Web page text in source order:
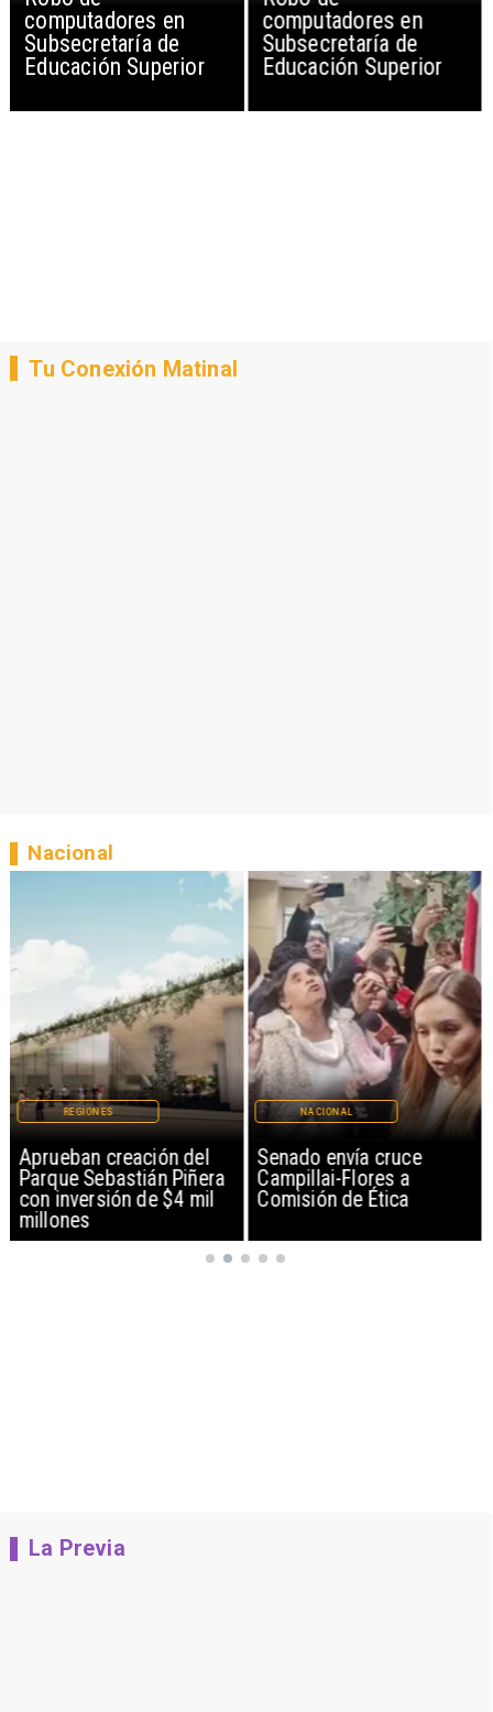
computadores en
Subsecretaría de
Educación Superior
computadores en
Subsecretaría de
Educación Superior
Tu Conexión Matinal
Aprueban creación del
Parque Sebastián Piñera
con inversión de $4 mil
millones
REGIONES
Senado envía cruce
Campillai-Flores a
Comisión de Ética
NACIONAL
Nacional
La Previa